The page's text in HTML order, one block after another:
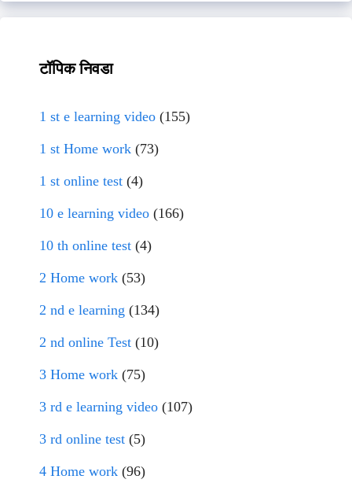
टॉपिक निवडा
1 st e learning video (155)
1 st Home work (73)
1 st online test (4)
10 e learning video (166)
10 th online test (4)
2 Home work (53)
2 nd e learning (134)
2 nd online Test (10)
3 Home work (75)
3 rd e learning video (107)
3 rd online test (5)
4 Home work (96)